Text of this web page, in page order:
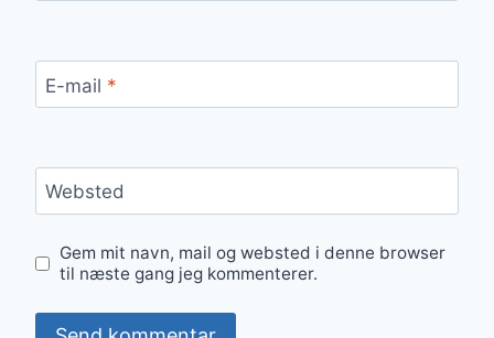
E-mail *
Websted
Gem mit navn, mail og websted i denne browser
til næste gang jeg kommenterer.